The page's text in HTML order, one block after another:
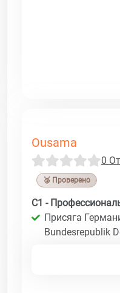
Ousama
0
🥉 Проверено
C1 -
Присяга
Bundesrepublik